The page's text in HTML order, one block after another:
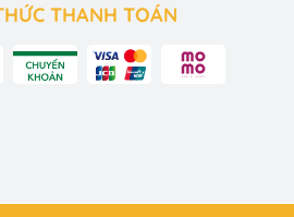
THANH TOÁN